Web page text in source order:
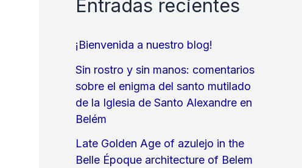
Entradas recientes
¡Bienvenida a nuestro blog!
Sin rostro y sin manos: comentarios
sobre el enigma del santo mutilado
de la Iglesia de Santo Alexandre en
Belém
Late Golden Age of azulejo in the
Belle Époque architecture of Belem